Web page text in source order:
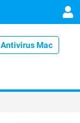
Antivirus Mac